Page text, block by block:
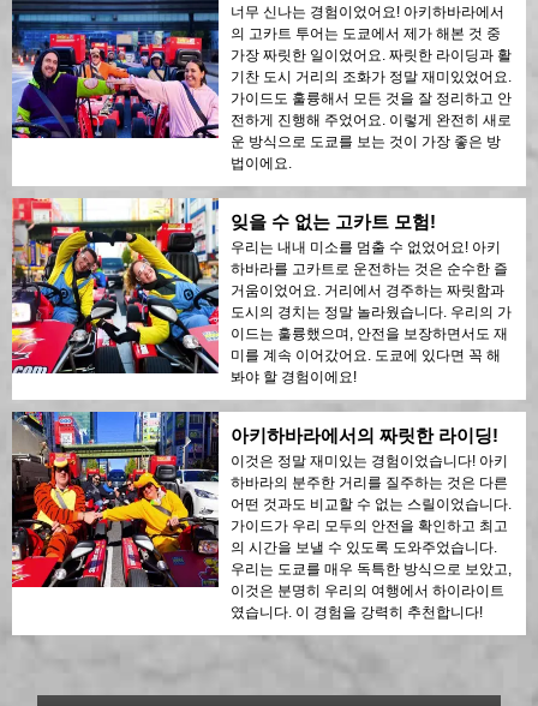
너무 신나는 경험이었어요! 아키하바라에서
의 고카트 투어는 도쿄에서 제가 해본 것 중
가장 짜릿한 일이었어요. 짜릿한 라이딩과 활
기찬 도시 거리의 조화가 정말 재미있었어요.
가이드도 훌륭해서 모든 것을 잘 정리하고 안
전하게 진행해 주었어요. 이렇게 완전히 새로
운 방식으로 도쿄를 보는 것이 가장 좋은 방
법이에요.
잊을 수 없는 고카트 모험!
우리는 내내 미소를 멈출 수 없었어요! 아키
하바라를 고카트로 운전하는 것은 순수한 즐
거움이었어요. 거리에서 경주하는 짜릿함과
도시의 경치는 정말 놀라웠습니다. 우리의 가
이드는 훌륭했으며, 안전을 보장하면서도 재
미를 계속 이어갔어요. 도쿄에 있다면 꼭 해
봐야 할 경험이에요!
아키하바라에서의 짜릿한 라이딩!
이것은 정말 재미있는 경험이었습니다! 아키
하바라의 분주한 거리를 질주하는 것은 다른
어떤 것과도 비교할 수 없는 스릴이었습니다.
가이드가 우리 모두의 안전을 확인하고 최고
의 시간을 보낼 수 있도록 도와주었습니다.
우리는 도쿄를 매우 독특한 방식으로 보았고,
이것은 분명히 우리의 여행에서 하이라이트
였습니다. 이 경험을 강력히 추천합니다!